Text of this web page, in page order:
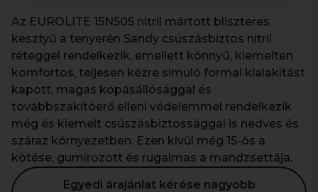
Az EUROLITE 15N505 nitril mártott bliszteres
kesztyű a tenyerén Sandy csúszásbiztos nitril
réteggel rendelkezik, emellett könnyű, kiemelten
komfortos, teljesen kézre simuló formai kialakítást
kapott, magas kopásállósággal és
továbbszakítóerő elleni védelemmel rendelkezik
még és kiemelt csúszásbiztossággal is nedves és
száraz környezetben. Ezen kívül még 15-ös a
kötése, gumírozott és rugalmas a mandzsettája.
Egyedi árajánlat kérése nagyobb